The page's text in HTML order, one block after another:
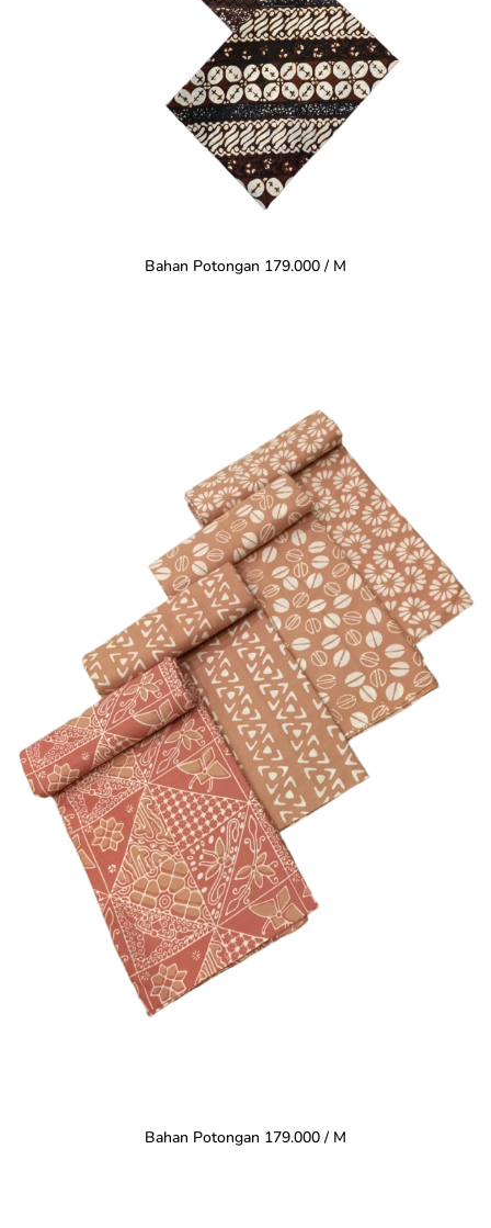
Bahan Potongan 179.000 / M
Bahan Potongan 179.000 / M